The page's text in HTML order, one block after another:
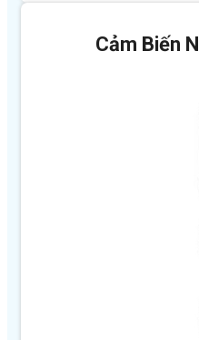
Cảm Biến